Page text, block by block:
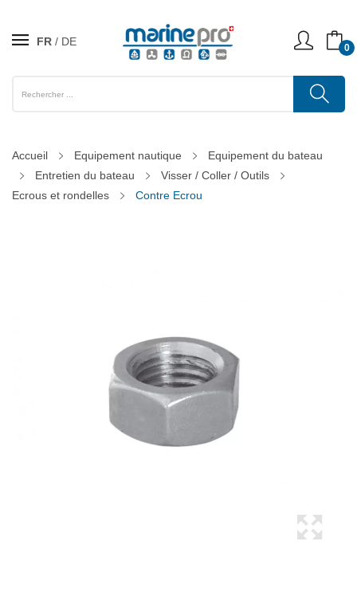
FR DE 0
Accueil Equipement nautique
Equipement du bateau
Entretien du bateau
Visser / Coller / Outils
Ecrous et rondelles
Contre Ecrou